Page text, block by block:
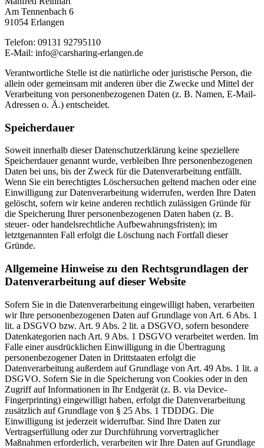
Am Tennenbach 6
91054 Erlangen
Telefon: 09131 92795110
E-Mail: info@carsharing-erlangen.de
Verantwortliche Stelle ist die natürliche oder juristische Person, die
allein oder gemeinsam mit anderen über die Zwecke und Mittel der
Verarbeitung von personenbezogenen Daten (z. B. Namen, E-Mail-
Adressen o. Ä.) entscheidet.
Speicherdauer
Soweit innerhalb dieser Datenschutzerklärung keine speziellere
Speicherdauer genannt wurde, verbleiben Ihre personenbezogenen
Daten bei uns, bis der Zweck für die Datenverarbeitung entfällt.
Wenn Sie ein berechtigtes Löschersuchen geltend machen oder eine
Einwilligung zur Datenverarbeitung widerrufen, werden Ihre Daten
gelöscht, sofern wir keine anderen rechtlich zulässigen Gründe für
die Speicherung Ihrer personenbezogenen Daten haben (z. B.
steuer- oder handelsrechtliche Aufbewahrungsfristen); im
letztgenannten Fall erfolgt die Löschung nach Fortfall dieser
Gründe.
Allgemeine Hinweise zu den Rechtsgrundlagen der
Datenverarbeitung auf dieser Website
Sofern Sie in die Datenverarbeitung eingewilligt haben, verarbeiten
wir Ihre personenbezogenen Daten auf Grundlage von Art. 6 Abs. 1
lit. a DSGVO bzw. Art. 9 Abs. 2 lit. a DSGVO, sofern besondere
Datenkategorien nach Art. 9 Abs. 1 DSGVO verarbeitet werden. Im
Falle einer ausdrücklichen Einwilligung in die Übertragung
personenbezogener Daten in Drittstaaten erfolgt die
Datenverarbeitung außerdem auf Grundlage von Art. 49 Abs. 1 lit. a
DSGVO. Sofern Sie in die Speicherung von Cookies oder in den
Zugriff auf Informationen in Ihr Endgerät (z. B. via Device-
Fingerprinting) eingewilligt haben, erfolgt die Datenverarbeitung
zusätzlich auf Grundlage von § 25 Abs. 1 TDDDG. Die
Einwilligung ist jederzeit widerrufbar. Sind Ihre Daten zur
Vertragserfüllung oder zur Durchführung vorvertraglicher
Maßnahmen erforderlich, verarbeiten wir Ihre Daten auf Grundlage